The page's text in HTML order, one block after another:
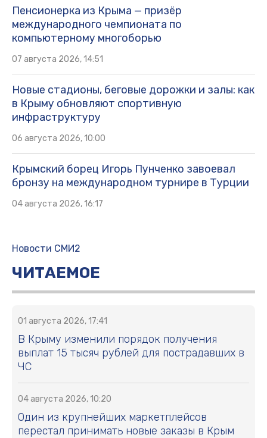
Пенсионерка из Крыма — призёр
международного чемпионата по
компьютерному многоборью
07 августа 2026, 14:51
Новые стадионы, беговые дорожки и залы: как
в Крыму обновляют спортивную
инфраструктуру
06 августа 2026, 10:00
Крымский борец Игорь Пунченко завоевал
бронзу на международном турнире в Турции
04 августа 2026, 16:17
Новости СМИ2
ЧИТАЕМОЕ
01 августа 2026, 17:41
В Крыму изменили порядок получения
выплат 15 тысяч рублей для пострадавших в
ЧС
04 августа 2026, 10:20
Один из крупнейших маркетплейсов
перестал принимать новые заказы в Крым